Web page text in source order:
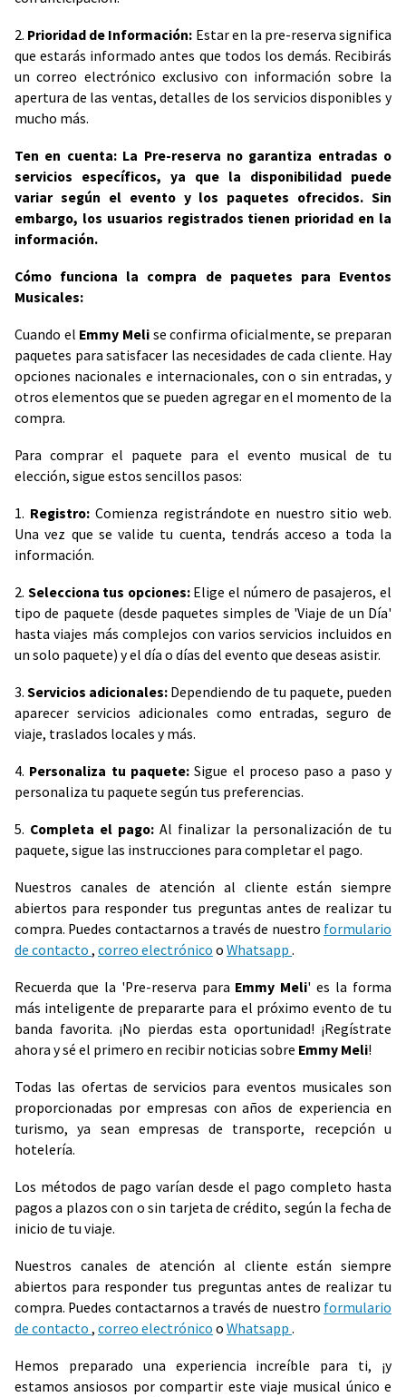
2. Prioridad de Información: Estar en la pre-reserva significa
que estarás informado antes que todos los demás. Recibirás
un correo electrónico exclusivo con información sobre la
apertura de las ventas, detalles de los servicios disponibles y
mucho más.
Ten en cuenta: La Pre-reserva no garantiza entradas o
servicios específicos, ya que la disponibilidad puede
variar según el evento y los paquetes ofrecidos. Sin
embargo, los usuarios registrados tienen prioridad en la
información.
Cómo funciona la compra de paquetes para Eventos
Musicales:
Cuando el Emmy Melise confirma oficialmente, se preparan
paquetes para satisfacer las necesidades de cada cliente. Hay
opciones nacionales e internacionales, con o sin entradas, y
otros elementos que se pueden agregar en el momento de la
compra.
Para comprar el paquete para el evento musical de tu
elección, sigue estos sencillos pasos:
1. Registro:Comienza registrándote en nuestro sitio web.
Una vez que se valide tu cuenta, tendrás acceso a toda la
información.
2. Selecciona tus opciones:Elige el número de pasajeros, el
tipo de paquete (desde paquetes simples de 'Viaje de un Día'
hasta viajes más complejos con varios servicios incluidos en
un solo paquete) y el día o días del evento que deseas asistir.
3.Servicios adicionales: Dependiendo de tu paquete, pueden
aparecer servicios adicionales como entradas, seguro de
viaje, traslados locales y más.
4. Personaliza tu paquete:Sigue el proceso paso a paso y
personaliza tu paquete según tus preferencias.
5. Completa el pago: Al finalizar la personalización de tu
paquete, sigue las instrucciones para completar el pago.
Nuestros canales de atención al cliente están siempre
abiertos para responder tus preguntas antes de realizar tu
compra. Puedes contactarnos a través de nuestro formulario
de contacto , correo electrónico o Whatsapp .
Recuerda que la 'Pre-reserva para Emmy Meli' es la forma
más inteligente de prepararte para el próximo evento de tu
banda favorita. ¡No pierdas esta oportunidad! ¡Regístrate
ahora y sé el primero en recibir noticias sobre Emmy Meli!
Todas las ofertas de servicios para eventos musicales son
proporcionadas por empresas con años de experiencia en
turismo, ya sean empresas de transporte, recepción u
hotelería.
Los métodos de pago varían desde el pago completo hasta
pagos a plazos con o sin tarjeta de crédito, según la fecha de
inicio de tu viaje.
Nuestros canales de atención al cliente están siempre
abiertos para responder tus preguntas antes de realizar tu
compra. Puedes contactarnos a través de nuestro formulario
de contacto , correo electrónico o Whatsapp .
Hemos preparado una experiencia increíble para ti, ¡y
estamos ansiosos por compartir este viaje musical único e